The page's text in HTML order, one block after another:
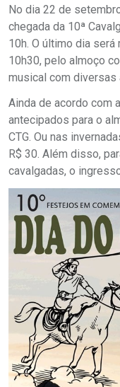
No dia 22 de
chegada da 10ª
10h. O último dia
10h30, pelo almoço
musical com
Ainda de acordo com
antecipados para o
CTG. Ou nas
R$ 30. Além disso,
cavalgadas, o